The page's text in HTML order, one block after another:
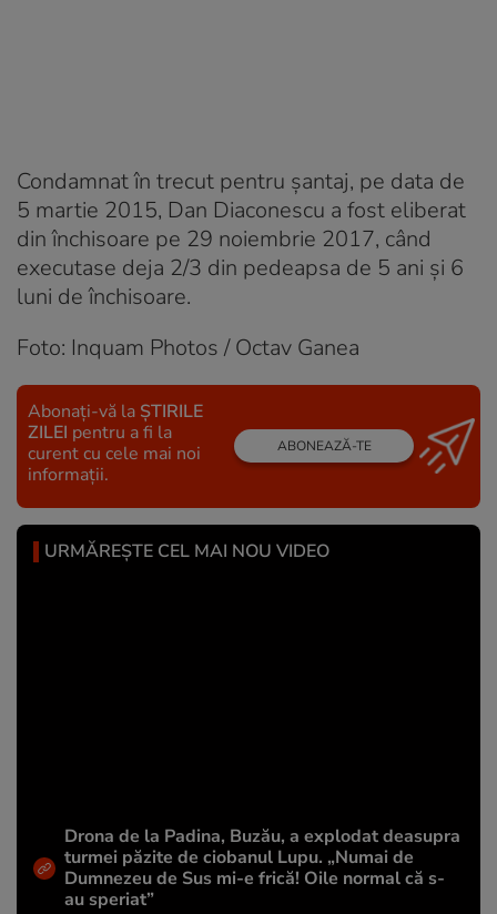
Condamnat în trecut pentru șantaj, pe data de
5 martie 2015, Dan Diaconescu a fost eliberat
din închisoare pe 29 noiembrie 2017, când
executase deja 2/3 din pedeapsa de 5 ani și 6
luni de închisoare.
Foto: Inquam Photos / Octav Ganea
Abonați-vă la ȘTIRILE
ZILEI pentru a fi la
curent cu cele mai noi
informații.
ABONEAZĂ-TE
URMĂREȘTE CEL MAI NOU VIDEO
Drona de la Padina, Buzău, a explodat deasupra
turmei păzite de ciobanul Lupu. „Numai de
Dumnezeu de Sus mi-e frică! Oile normal că s-
au speriat”